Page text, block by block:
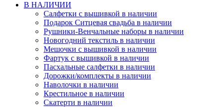
В НАЛИЧИИ
Салфетки с вышивкой в наличии
Подарок Ситцевая свадьба в наличии
Рушники-Венчальные наборы в наличии
Новогодний текстиль в наличии
Мешочки с вышивкой в наличии
Фартук с вышивкой в наличии
Пасхальные салфетки в наличии
Дорожки/комплекты в наличии
Наволочки в наличии
Крестильное в наличии
Скатерти в наличии